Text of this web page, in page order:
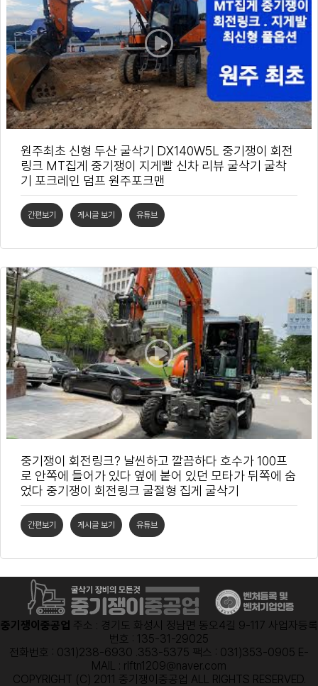
원주최초 신형 두산 굴삭기 DX140W5L 중기쟁이 회전
링크 MT집게 중기쟁이 지게빨 신차 리뷰 굴삭기 굴착
기 포크레인 덤프 원주포크맨
간편보기 게시글 보기 유튜브
중기쟁이 회전링크? 날씬하고 깔끔하다 호수가 100프
로 안쪽에 들어가 있다 옆에 붙어 있던 모타가 뒤쪽에 숨
었다 중기쟁이 회전링크 굴절형 집게 굴삭기
간편보기 게시글 보기 유튜브
중기쟁이중공업 주소 : 경기도 화성시 정남면 동오4길 9-117 사업자등록
번호 : 135-31-29025
전화번호 : 031)238-6930 .353-5375 팩스 : 031)353-0905 E-
MAIL : rlftn1209@naver.com
COPYRIGHT (C) 2011 중기쟁이중공업 ALL RIGHTS RESERVED.